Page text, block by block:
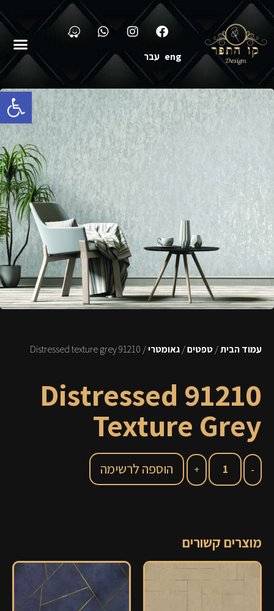
פתח
eng עבר
עמוד הבית/טפטים/גאומטרי/ 91210 Distressed texture grey
91210 Distressed
Texture Grey
הוספה לרשימה
מוצרים קשורים